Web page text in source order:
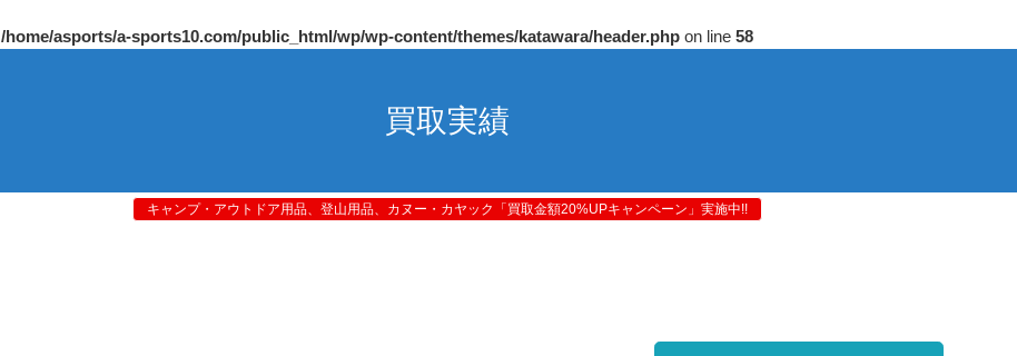
/home/asports/a-sports10.com/public_html/wp/wp-content/themes/katawara/header.php on line 58
買取実績
キャンプ・アウトドア用品、登山用品、カヌー・カヤック「買取金額20%UPキャンペーン」実施中!!